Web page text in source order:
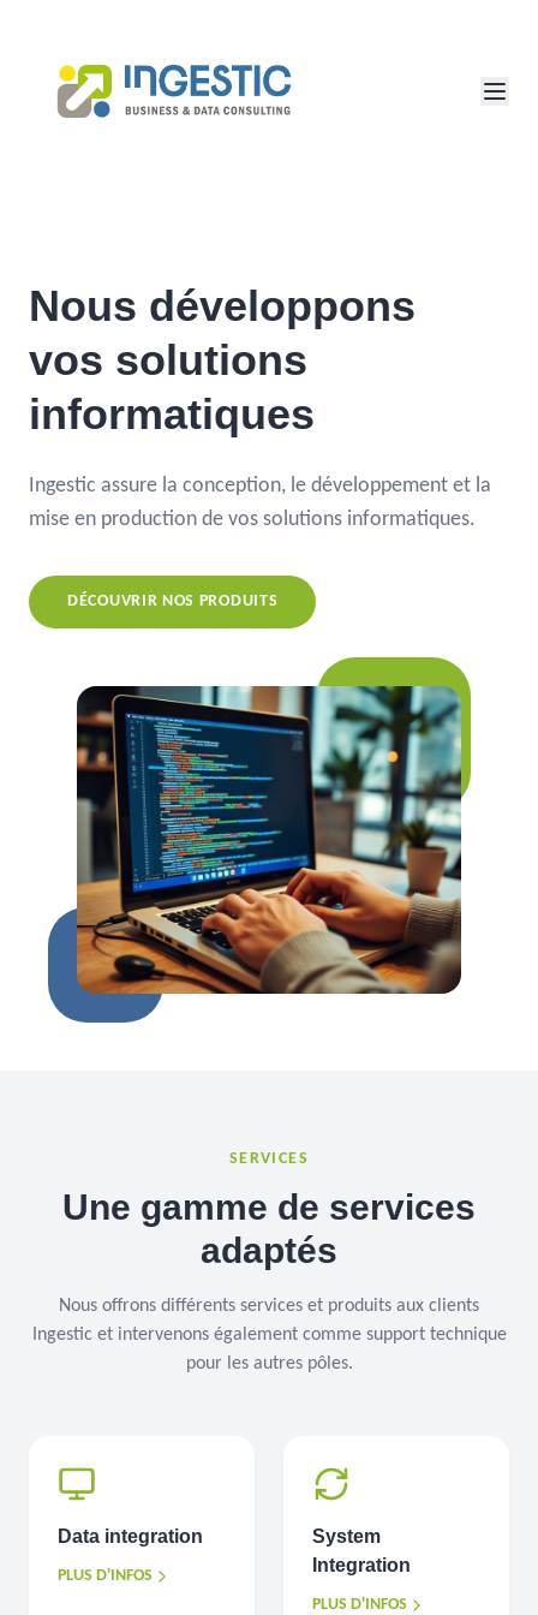
Nous développons
vos solutions
informatiques
Ingestic assure la conception, le développement et la
mise en production de vos solutions informatiques.
DÉCOUVRIR NOS PRODUITS
SERVICES
Une gamme de services
adaptés
Nous offrons différents services et produits aux clients
Ingestic et intervenons également comme support technique
pour les autres pôles.
Data integration
PLUS D'INFOS
System
Integration
PLUS D'INFOS